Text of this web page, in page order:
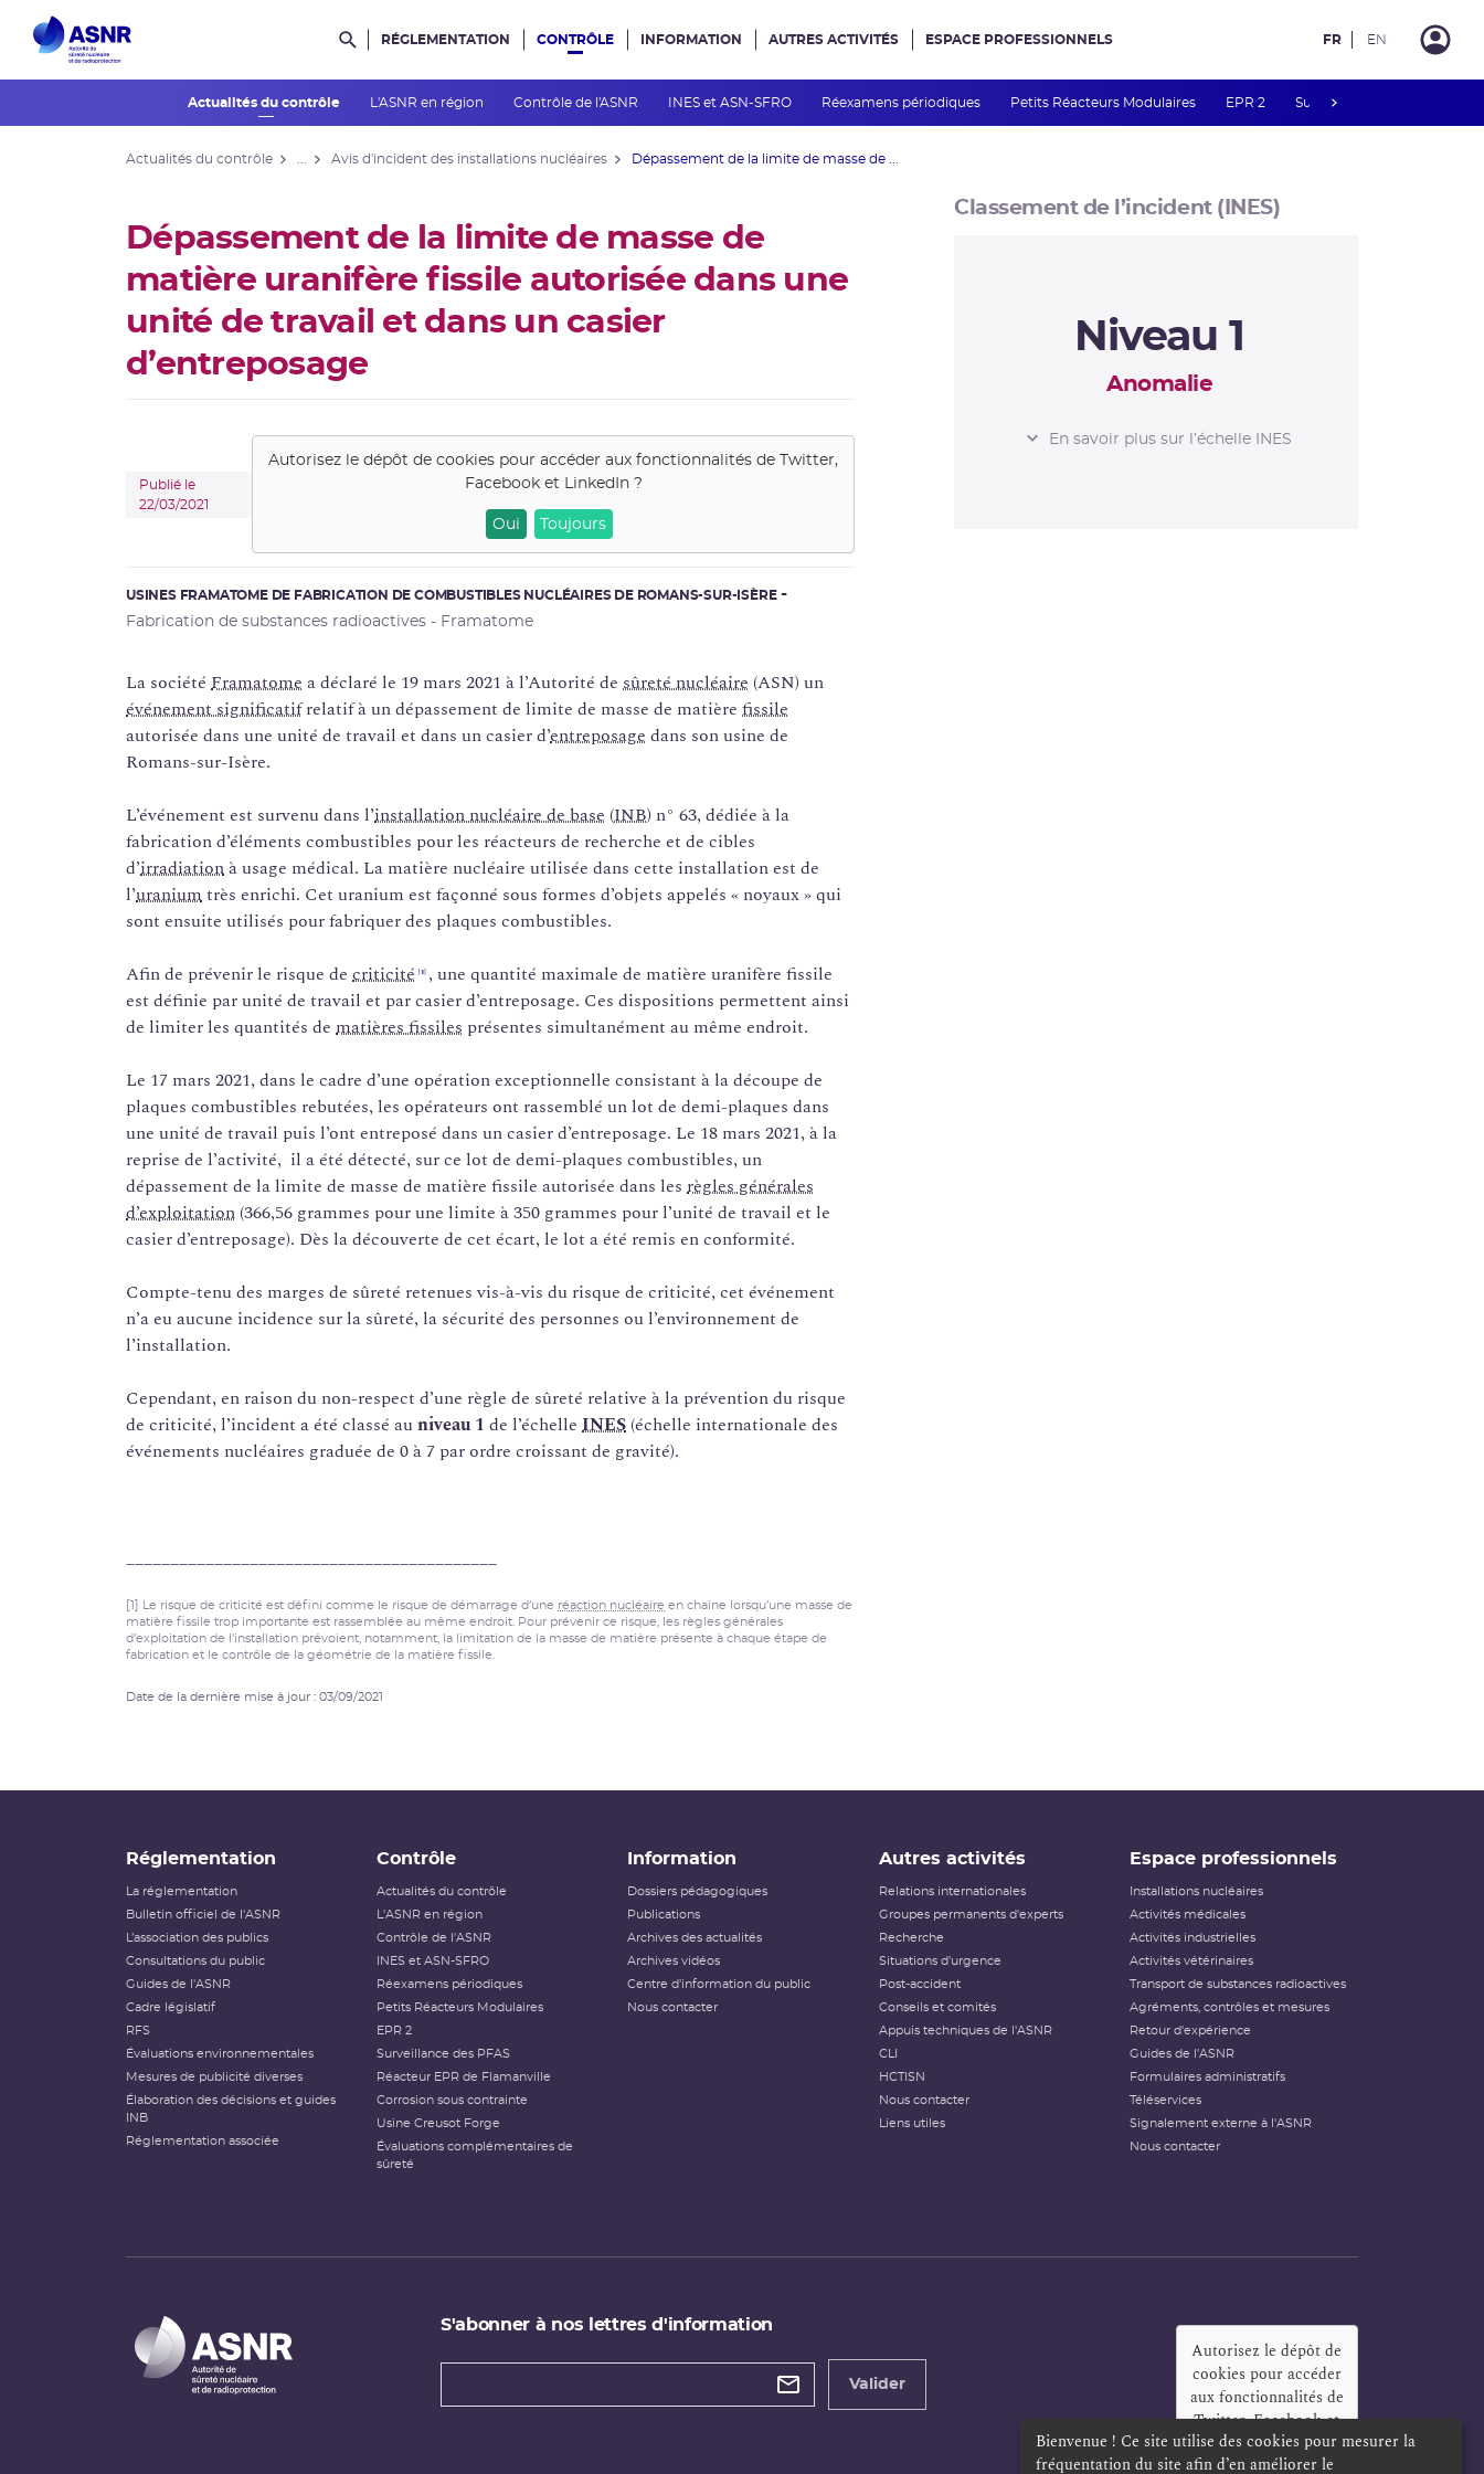
Rechercher dans le site
RÉGLEMENTATION CONTRÔLE
Actualités du contrôle L'ASNR en région Contrôle de l'ASNR INES et ASN-SFRO Réexamens périodiques Petits Réacteurs Modulaires EPR 2 Surveillance des PFAS
INFORMATION AUTRES ACTIVITÉS ESPACE PROFESSIONNELS FR EN
Actualités du contrôle Avis d'incident des installations nucléaires Dépassement de la limite de masse de ...
Dépassement de la limite de masse de
matière uranifère fissile autorisée dans une
unité de travail et dans un casier
d’entreposage
Publié le
22/03/2021
Autorisez le dépôt de cookies pour accéder aux fonctionnalités de
Twitter,
Facebook et LinkedIn?
Oui Toujours
USINES FRAMATOME DE FABRICATION DE COMBUSTIBLES NUCLÉAIRES DE ROMANS-SUR-ISÈRE
Fabrication de substances radioactives - Framatome
La société Framatome a déclaré le 19 mars 2021 à l’Autorité de sûreté nucléaire (ASN) un
événement significatifrelatif à un dépassement de limite de masse de matière fissile
autorisée dans une unité de travail et dans un casier d’entreposage dans son usine de
Romans-sur-Isère.
L’événement est survenu dans l’installation nucléaire de base (INB) n° 63, dédiée à la
fabrication d’éléments combustibles pour les réacteurs de recherche et de cibles
d’irradiationà usage médical. La matière nucléaire utilisée dans cette installation est de
l’uraniumtrès enrichi. Cet uranium est façonné sous formes d’objets appelés « noyaux » qui
sont ensuite utilisés pour fabriquer des plaques combustibles.
Afin de prévenir le risque de criticité [1] , une quantité maximale de matière uranifère fissile
est définie par unité de travail et par casier d’entreposage. Ces dispositions permettent ainsi
de limiter les quantités de matières fissiles présentes simultanément au même endroit.
Le 17 mars 2021, dans le cadre d’une opération exceptionnelle consistant à la découpe de
plaques combustibles rebutées, les opérateurs ont rassemblé un lot de demi-plaques dans
une unité de travail puis l’ont entreposé dans un casier d’entreposage. Le 18 mars 2021, à la
reprise de l’activité, il a été détecté, sur ce lot de demi-plaques combustibles, un
dépassement de la limite de masse de matière fissile autorisée dans les règles générales
d’exploitation (366,56 grammes pour une limite à 350 grammes pour l’unité de travail et le
casier d’entreposage). Dès la découverte de cet écart, le lot a été remis en conformité.
Compte-tenu des marges de sûreté retenues vis-à-vis du risque de criticité, cet événement
n’a eu aucune incidence sur la sûreté, la sécurité des personnes ou l’environnement de
l’installation.
Cependant, en raison du non-respect d’une règle de sûreté relative à la prévention du risque
de criticité, l’incident a été classé auniveau 1 de l’échelle INES (échelle internationale des
événements nucléaires graduée de 0 à 7 par ordre croissant de gravité).
__________________________________________
[1] Le risque de criticité est défini comme le risque de démarrage d’une réaction nucléaire en chaine lorsqu’une masse de
matière fissile trop importante est rassemblée au même endroit. Pour prévenir ce risque, les règles générales
d’exploitation de l’installation prévoient, notamment, la limitation de la masse de matière présente à chaque étape de
fabrication et le contrôle de la géométrie de la matière fissile.
Date de la dernière mise à jour : 03/09/2021
Classement de l’incident (INES)
Niveau 1
Anomalie
L’ÉCHELLE INES
En savoir plus sur l’échelle INES
Réglementation
La réglementation
Bulletin officiel de l'ASNR
L’association des publics
Consultations du public
Guides de l'ASNR
Cadre législatif
RFS
Évaluations environnementales
Mesures de publicité diverses
Élaboration des décisions et guides
INB
Réglementation associée
Contrôle
Actualités du contrôle
L'ASNR en région
Contrôle de l'ASNR
INES et ASN-SFRO
Réexamens périodiques
Petits Réacteurs Modulaires
EPR 2
Surveillance des PFAS
Réacteur EPR de Flamanville
Corrosion sous contrainte
Usine Creusot Forge
Évaluations complémentaires de
sûreté
Information
Dossiers pédagogiques
Publications
Archives des actualités
Archives vidéos
Centre d'information du public
Nous contacter
Autres activités
Relations internationales
Groupes permanents d'experts
Recherche
Situations d'urgence
Post-accident
Conseils et comités
Appuis techniques de l'ASNR
CLI
HCTISN
Nous contacter
Liens utiles
Espace professionnels
Installations nucléaires
Activités médicales
Activités industrielles
Activités vétérinaires
Transport de substances radioactives
Agréments, contrôles et mesures
Retour d'expérience
Guides de l'ASNR
Formulaires administratifs
Téléservices
Signalement externe à l'ASNR
Nous contacter
S'abonner à nos lettres d'information
Valider
Autorisez le dépôt de
cookies pour accéder
aux fonctionnalités de
Twitter, Facebook et
LinkedIn?
Bienvenue ! Ce site utilise des cookies pour mesurer la
fréquentation du site afin d’en améliorer le